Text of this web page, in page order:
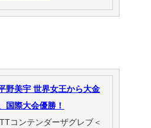
野美宇 世界女王から大金
国際大会優勝！
コンテンダーザグレブ＜